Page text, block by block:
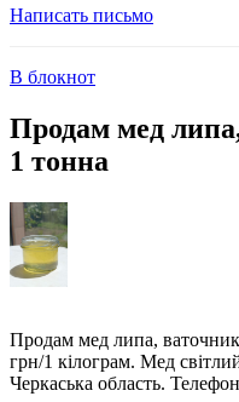
Написать письмо
В блокнот
Продам мед
1 тонна
Продам мед липа,
грн/1 кілограм. Мед
Черкаська область.